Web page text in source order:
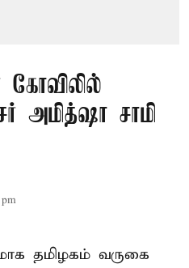
அமித்ஷா சாமி
தமிழகம் வருகை